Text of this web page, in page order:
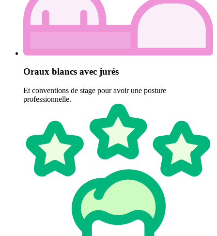
Oraux blancs avec jurés
Et conventions de stage pour avoir une posture
professionnelle.